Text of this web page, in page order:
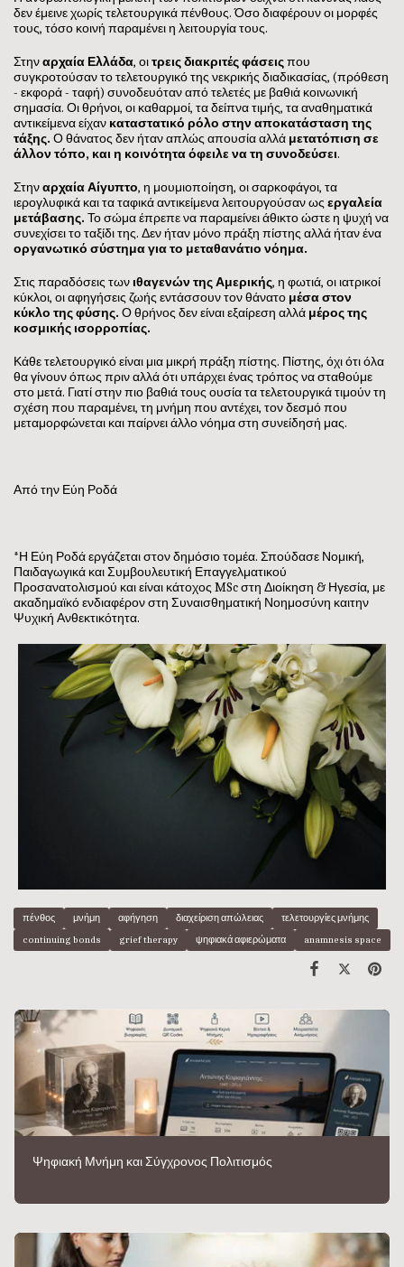
δεν έμεινε χωρίς τελετουργικά πένθους. Όσο διαφέρουν οι μορφές
τους, τόσο κοινή παραμένει η λειτουργία τους.
Στηναρχαία Ελλάδα, οιτρεις διακριτές φάσειςπου
συγκροτούσαν το τελετουργικό της νεκρικής διαδικασίας, (πρόθεση
- εκφορά - ταφή) συνοδευόταν από τελετές με βαθιά κοινωνική
σημασία. Οι θρήνοι, οι καθαρμοί, τα δείπνα τιμής, τα αναθηματικά
αντικείμενα είχαν καταστατικό ρόλο στην αποκατάσταση της
τάξης. Ο θάνατος δεν ήταν απλώς απουσία αλλά μετατόπιση σε
άλλον τόπο, και η κοινότητα όφειλε να τη συνοδεύσει.
Στηναρχαία Αίγυπτο, η μουμιοποίηση, οι σαρκοφάγοι, τα
ιερογλυφικά και τα ταφικά αντικείμενα λειτουργούσαν ως εργαλεία
μετάβασης. Το σώμα έπρεπε να παραμείνει άθικτο ώστε η ψυχή να
συνεχίσει το ταξίδι της. Δεν ήταν μόνο πράξη πίστης αλλά ήταν ένα
οργανωτικό σύστημα για το μεταθανάτιο νόημα.
Στις παραδόσεις των ιθαγενών της Αμερικής, η φωτιά, οι ιατρικοί
κύκλοι, οι αφηγήσεις ζωής εντάσσουν τον θάνατο μέσα στον
κύκλο της φύσης. Ο θρήνος δεν είναι εξαίρεση αλλά μέρος της
κοσμικής ισορροπίας.
Κάθε τελετουργικό είναι μια μικρή πράξη πίστης. Πίστης, όχι ότι όλα
θα γίνουν όπως πριν αλλά ότι υπάρχει ένας τρόπος να σταθούμε
στο μετά. Γιατί στην πιο βαθιά τους ουσία τα τελετουργικά τιμούν τη
σχέση που παραμένει, τη μνήμη που αντέχει, τον δεσμό που
μεταμορφώνεται και παίρνει άλλο νόημα στη συνείδησή μας.
Από την Εύη Ροδά
*Η Εύη Ροδά εργάζεται στον δημόσιο τομέα. Σπούδασε Νομική,
Παιδαγωγικά και Συμβουλευτική Επαγγελματικού
Προσανατολισμού και είναι κάτοχος MSc στη Διοίκηση & Ηγεσία, με
ακαδημαϊκό ενδιαφέρον στη Συναισθηματική Νοημοσύνη καιτην
Ψυχική Ανθεκτικότητα.
πένθος μνήμη αφήγηση διαχείριση απώλειας
τελετουργίες μνήμης
continuing bonds
grief therapy ψηφιακά αφιερώματα anamnesis space
Ψηφιακή Μνήμη και Σύγχρονος Πολιτισμός